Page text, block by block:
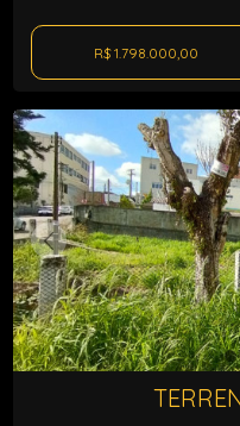
R$ 1.798.000,00